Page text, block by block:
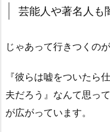
芸能人や著名人も
じゃあって行きつくの
『彼らは嘘をついたら
夫だろう』なんて思っ
が広がっています。